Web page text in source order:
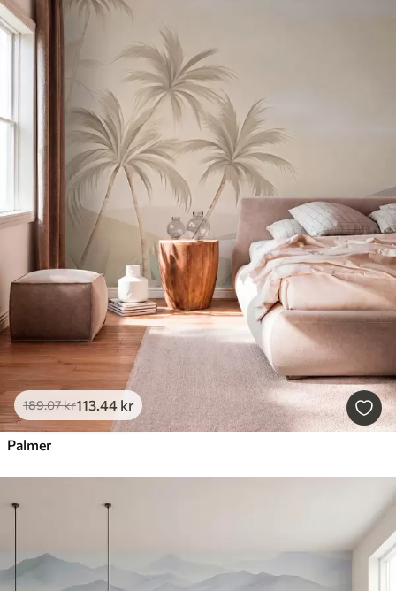
189.07kr113.44 kr
Palmer